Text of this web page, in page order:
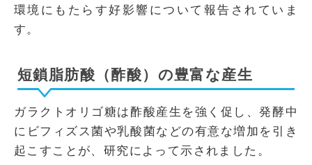
環境にもたらす好影響について報告されていま
す。
短鎖脂肪酸（酢酸）の豊富な産生
ガラクトオリゴ糖は酢酸産生を強く促し、発酵中
にビフィズス菌や乳酸菌などの有意な増加を引き
起こすことが、研究によって示されました。